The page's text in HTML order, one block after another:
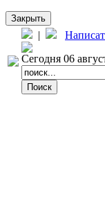
Закрыть
|
Сегодня 06